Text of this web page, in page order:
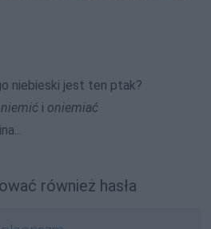
niebieski jest ten ptak?
i oniemiać
również hasła